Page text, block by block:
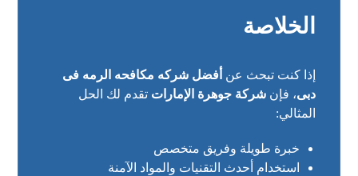
الخلاصة
إذا كنت تبحث عن أفضل شركه مكافحه الرمه فى
دبى، فإنشركة جوهرة الإمارات تقدم لك الحل
المثالي:
خبرة طويلة وفريق متخصص
استخدام أحدث التقنيات والمواد الآمنة